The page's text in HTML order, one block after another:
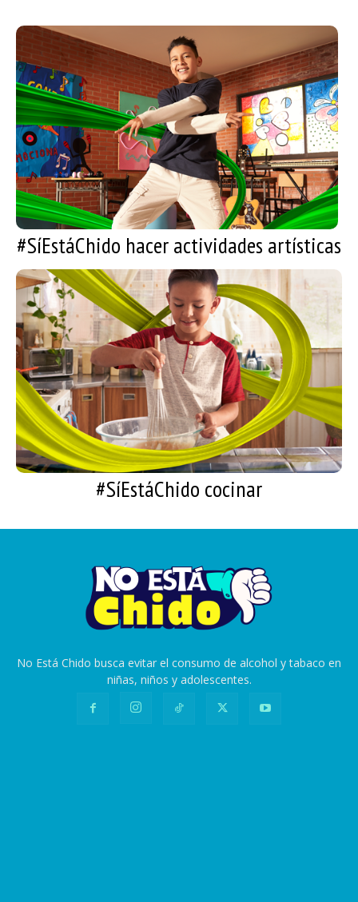
#SíEstáChido bailar
Actividades artísticas que puedes realizar
#SíEstáChido hacer actividades artísticas
#SíEstáChido cocinar
Recetas de cocina que puedes preparar
#SíEstáChido cocinar
No Está Chido busca evitar el consumo de alcohol y tabaco en
niñas, niños y adolescentes.